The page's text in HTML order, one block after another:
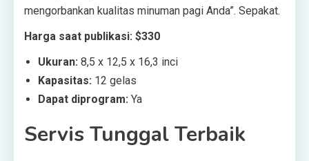
mengorbankan kualitas minuman pagi Anda”. Sepakat.
Harga saat publikasi: $330
Ukuran: 8,5 x 12,5 x 16,3 inci
Kapasitas: 12 gelas
Dapat diprogram: Ya
Servis Tunggal Terbaik